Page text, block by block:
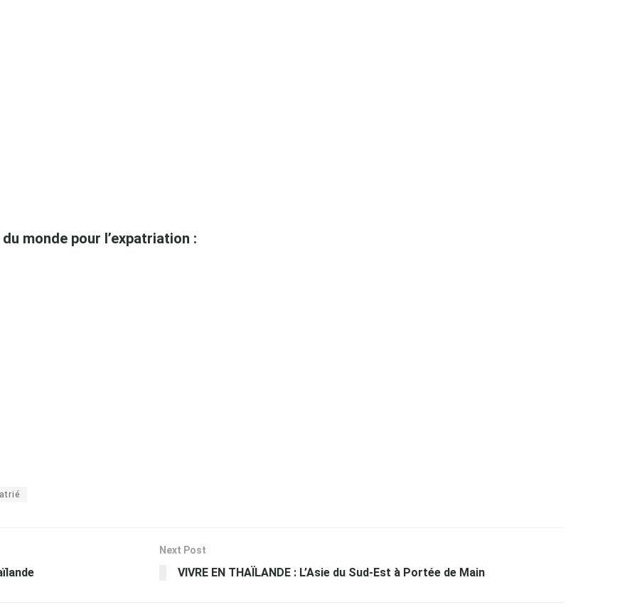
monde pour l’expatriation :
Next Post
VIVRE EN THAÏLANDE : L’Asie du Sud-Est à Portée de Main